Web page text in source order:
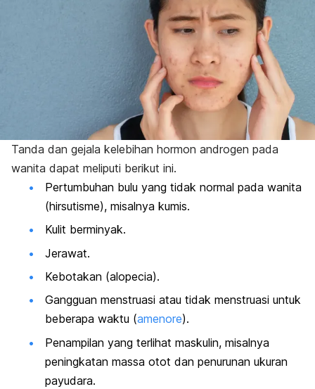
Tanda dan gejala kelebihan hormon androgen pada
wanita dapat meliputi berikut ini.
Pertumbuhan bulu yang tidak normal pada wanita
(hirsutisme), misalnya kumis.
Kulit berminyak.
Jerawat.
Kebotakan (alopecia).
Gangguan menstruasi atau tidak menstruasi untuk
beberapa waktu (amenore).
Penampilan yang terlihat maskulin, misalnya
peningkatan massa otot dan penurunan ukuran
payudara.